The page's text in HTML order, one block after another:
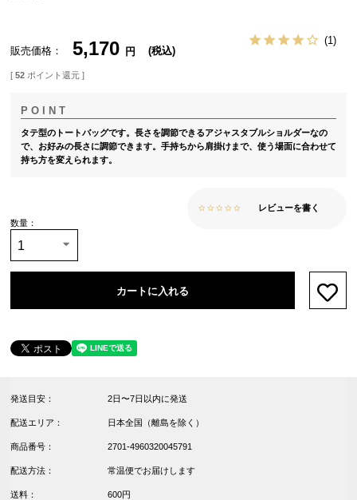
販売価格 5,170 税込
1
[ 52 ポイント還元 ]
タテ型のトートバッグです。長さを調節できるアジャスタブルショルダーなの
で、お好みの長さに調節できます。手持ちから肩掛けまで、使う場面に合わせて
持ち方を変えられます。
レビューを書く
カートに入れる
発送目安： 2日〜7日以内に発送
配送エリア： 日本全国（離島を除く）
商品番号： 2701-4960320045791
配送方法： 常温便でお届けします
送料： 600円